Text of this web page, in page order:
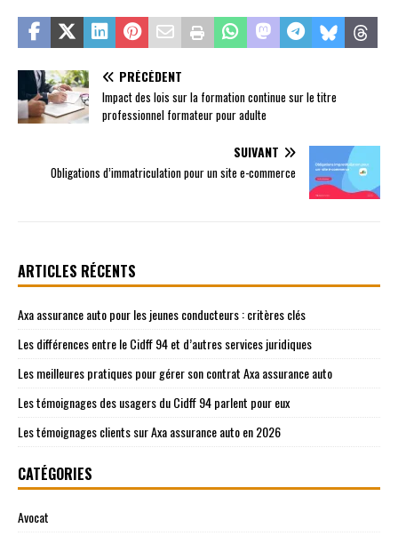
PRÉCÉDENT
Impact des lois sur la formation continue sur le titre
professionnel formateur pour adulte
SUIVANT
Obligations d’immatriculation pour un site e-commerce
ARTICLES RÉCENTS
Axa assurance auto pour les jeunes conducteurs : critères clés
Les différences entre le Cidff 94 et d’autres services juridiques
Les meilleures pratiques pour gérer son contrat Axa assurance auto
Les témoignages des usagers du Cidff 94 parlent pour eux
Les témoignages clients sur Axa assurance auto en 2026
CATÉGORIES
Avocat